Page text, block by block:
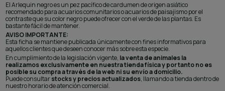
El Arlequin negro es un pez pacífico de cardumen de origen asiático
recomendado para acuarios comunitarios o acuarios de paisajismo por el
contraste que su color negro puede ofrecer con el verde de las plantas. Es
bastante fácil de mantener.
AVISO IMPORTANTE:
Esta ficha se mantiene publicada únicamente con fines informativos para
aquellos clientes que deseen conocer más sobre esta especie.
En cumplimiento de la legislación vigente, la venta de animales la
realizamos exclusivamente en nuestra tienda física y por tanto no es
posible su compra a través de la web ni su envío a domicilio.
Puede consultarstocks y precios actualizados, llamando a tienda dentro de
nuestro horario de atención comercial.